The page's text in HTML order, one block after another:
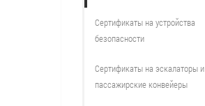
Сертификаты на устройства
безопасности
Сертификаты на эскалаторы и
пассажирские конвейеры